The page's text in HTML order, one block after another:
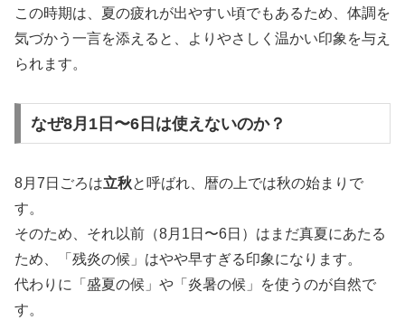
この時期は、夏の疲れが出やすい頃でもあるため、体調を
気づかう一言を添えると、よりやさしく温かい印象を与え
られます。
なぜ8月1日〜6日は使えないのか？
8月7日ごろは立秋と呼ばれ、暦の上では秋の始まりで
す。
そのため、それ以前（8月1日〜6日）はまだ真夏にあたる
ため、「残炎の候」はやや早すぎる印象になります。
代わりに「盛夏の候」や「炎暑の候」を使うのが自然で
す。